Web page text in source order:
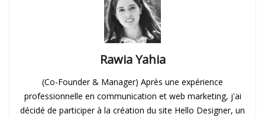
Rawia Yahia
(Co-Founder & Manager) Après une expérience
professionnelle en communication et web marketing, j'ai
décidé de participer à la création du site Hello Designer, un